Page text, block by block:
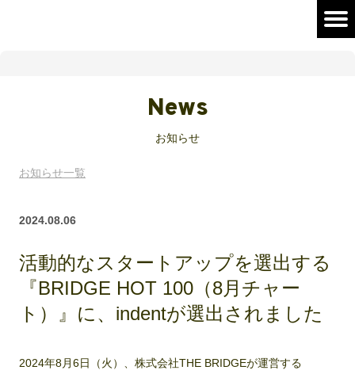
News
お知らせ
お知らせ一覧
2024.08.06
活動的なスタートアップを選出する
『BRIDGE HOT 100（8月チャー
ト）』に、indentが選出されました
2024年8月6日（火）、株式会社THE BRIDGEが運営する